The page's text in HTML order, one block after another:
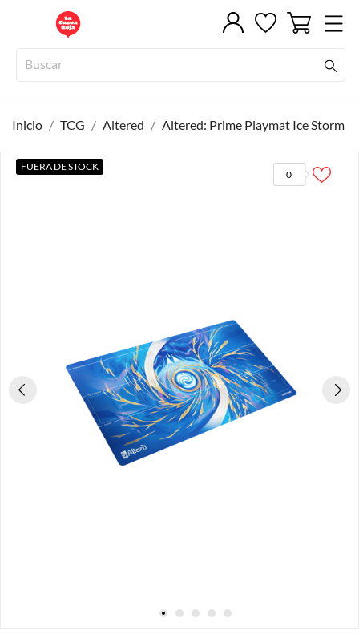
Inicio TCG Altered Altered: Prime Playmat Ice Storm
0
FUERA DE STOCK